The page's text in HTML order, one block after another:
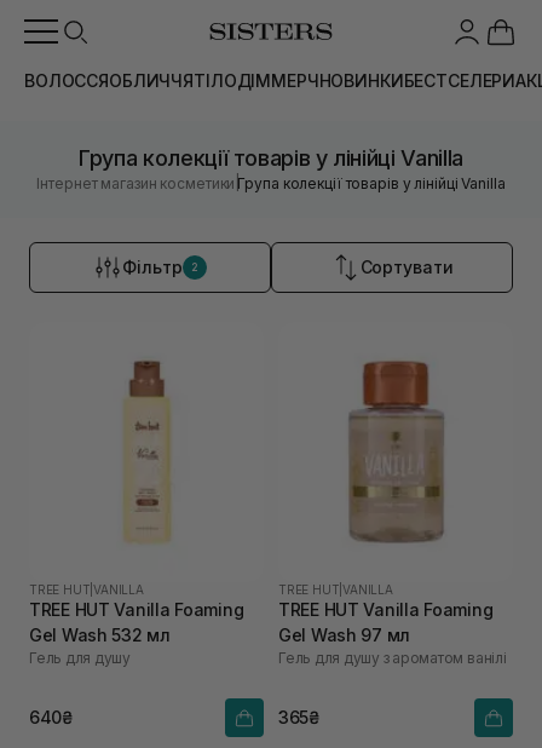
ВОЛОССЯОБЛИЧЧЯТІЛОДІММЕРЧНОВИНКИБЕСТСЕЛЕРИ
Група колекції товарів у лінійці Vanilla
Інтернет магазин косметики |Група колекції товарів у лінійці Vanilla
Фільтр 2 Сортувати
TREE HUT |VANILLA
TREE HUT Vanilla Foaming
Gel Wash 532 мл
Гель для душу
640₴
TREE HUT |VANILLA
TREE HUT Vanilla Foaming
Gel Wash 97 мл
Гель для душу з ароматом ванілі
365₴